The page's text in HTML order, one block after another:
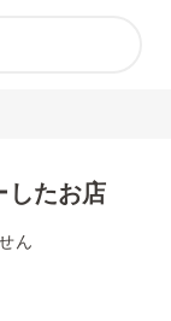
したお店
ん